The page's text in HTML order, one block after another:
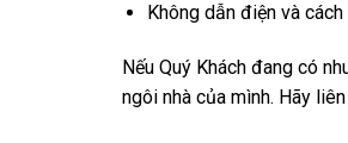
Không dẫn điện và
Nếu Quý Khách đang có
ngôi nhà của mình. Hãy